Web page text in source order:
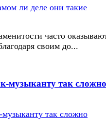
часто
своим до...
музыканту так сложно